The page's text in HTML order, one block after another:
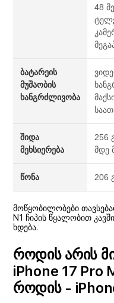
48
ბატარეის
მუშაობის
ხანგრძლივობა
შიდა
მეხსიერება
256
მდე
წონა 206
მოწყობილობები
N1 ჩიპის წყალობით
ხდება.
როდის არის
iPhone 17 Pro
როდის -